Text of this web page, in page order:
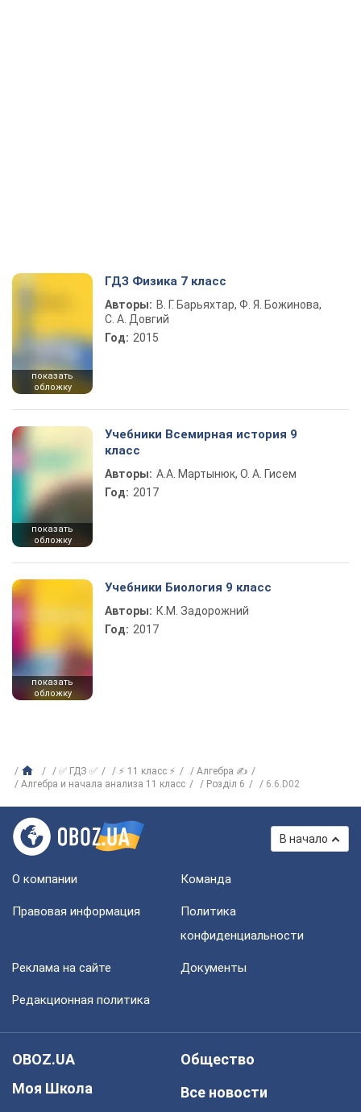
показать
обложку
ГДЗ Физика 7 класс
Авторы: В. Г. Барьяхтар, Ф. Я. Божинова,
С. А. Довгий
Год: 2015
показать
обложку
Учебники Всемирная история 9
класс
Авторы: А.А. Мартынюк, О. А. Гисем
Год: 2017
показать
обложку
Учебники Биология 9 класс
Авторы: К.М. Задорожний
Год: 2017
✅ ГДЗ ✅ ⚡ 11 класс ⚡
Алгебра ✍
Алгебра и начала анализа 11 класс
Розділ 6 6.6.D02
В начало
О компании Команда
Правовая информация
Политика
конфиденциальности
Реклама на сайте Документы
Редакционная политика
OBOZ.UA
Моя Школа
Общество
Все новости